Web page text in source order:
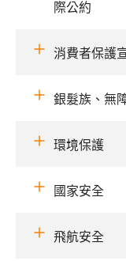
際公約
消費者保護
銀髮族、無
環境保護
國家安全
飛航安全